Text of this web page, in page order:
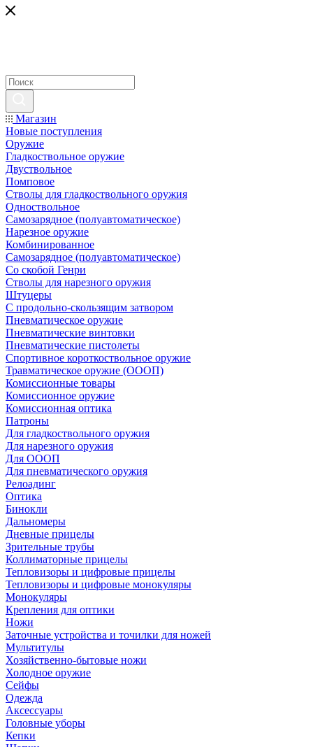
Магазин
Новые поступления
Оружие
Гладкоствольное оружие
Двуствольное
Помповое
Стволы для гладкоствольного оружия
Одноствольное
Самозарядное (полуавтоматическое)
Нарезное оружие
Комбинированное
Самозарядное (полуавтоматическое)
Со скобой Генри
Стволы для нарезного оружия
Штуцеры
С продольно-скользящим затвором
Пневматическое оружие
Пневматические винтовки
Пневматические пистолеты
Спортивное короткоствольное оружие
Травматическое оружие (ОООП)
Комиссионные товары
Комиссионное оружие
Комиссионная оптика
Патроны
Для гладкоствольного оружия
Для нарезного оружия
Для ОООП
Для пневматического оружия
Релоадинг
Оптика
Бинокли
Дальномеры
Дневные прицелы
Зрительные трубы
Коллиматорные прицелы
Тепловизоры и цифровые прицелы
Тепловизоры и цифровые монокуляры
Монокуляры
Крепления для оптики
Ножи
Заточные устройства и точилки для ножей
Мультитулы
Хозяйственно-бытовые ножи
Холодное оружие
Сейфы
Одежда
Аксессуары
Головные уборы
Кепки